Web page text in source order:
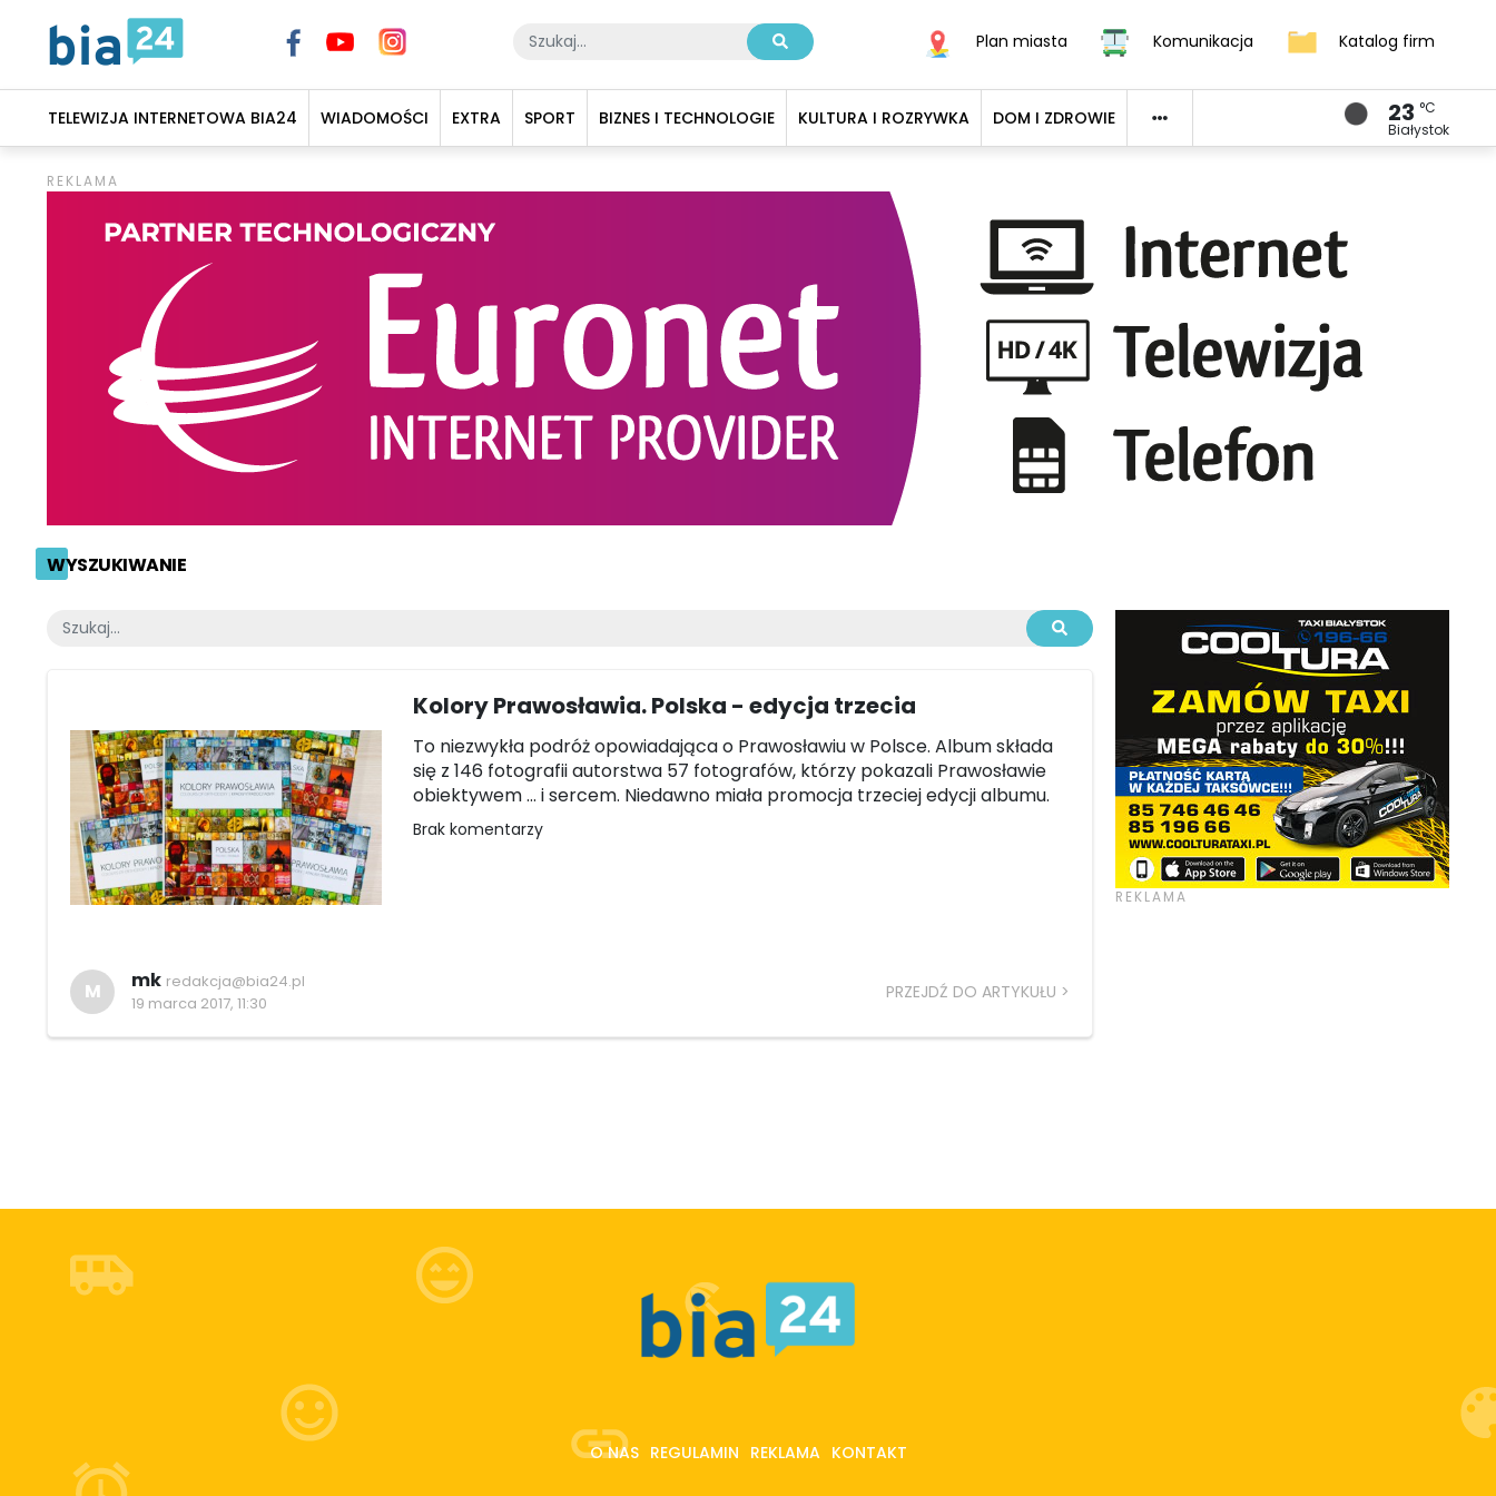
Plan miasta Komunikacja Katalog firm
TELEWIZJA INTERNETOWA BIA24 WIADOMOŚCI EXTRA SPORT BIZNES I TECHNOLOGIE KULTURA I ROZRYWKA DOM I ZDROWIE 23 °C
Białystok
WYSZUKIWANIE
Kolory Prawosławia. Polska - edycja trzecia
To niezwykła podróż opowiadająca o Prawosławiu w Polsce. Album składa
się z 146 fotografii autorstwa 57 fotografów, którzy pokazali Prawosławie
obiektywem ... i sercem. Niedawno miała promocja trzeciej edycji albumu.
Brak komentarzy
M mk redakcja@bia24.pl
19 marca 2017, 11:30
PRZEJDŹ DO ARTYKUŁU
O NAS REGULAMIN REKLAMA KONTAKT